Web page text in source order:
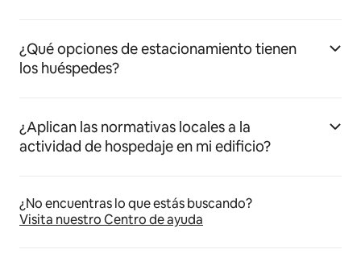
¿Qué opciones de estacionamiento tienen
los huéspedes?
¿Aplican las normativas locales a la
actividad de hospedaje en mi edificio?
¿No encuentras lo que estás buscando?
Visita nuestro Centro de ayuda